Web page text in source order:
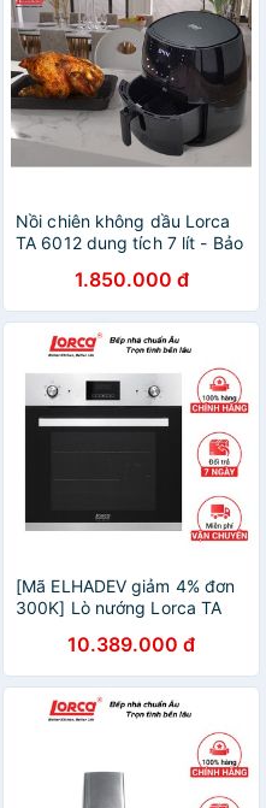
Nồi chiên không dầu Lorca
TA 6012 dung tích 7 lít - Bảo
1.850.000 đ
[Mã ELHADEV giảm 4% đơn
300K] Lò nướng Lorca TA
hành 3 năm10.389.000 đ